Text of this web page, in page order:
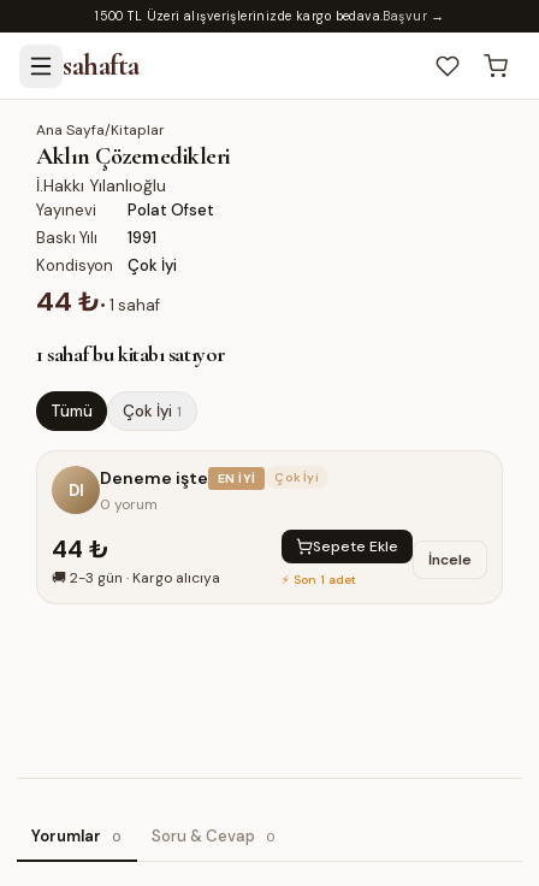
1500 TL Üzeri alışverişlerinizde kargo bedava.Başvur →
sahafta
Ana Sayfa/Kitaplar
Aklın Çözemedikleri
İ.Hakkı Yılanlıoğlu
Yayınevi
Polat Ofset
Baskı Yılı
1991
Kondisyon
Çok İyi
44 ₺• 1 sahaf
1sahaf bu kitabı satıyor
Tümü Çok İyi 1
DI
Deneme işte EN İYI Çok İyi
0 yorum
44 ₺
🚚2-3 gün · Kargo alıcıya
Sepete Ekle
⚡ Son 1 adet
İncele
Yorumlar 0 Soru & Cevap 0